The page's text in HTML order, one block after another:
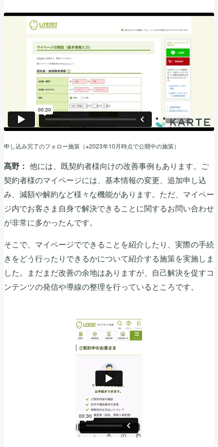
申し込み完了のフォロー施策（※2023年10月時点で公開中の施策）
髙野： 他には、既契約者様向けの改善事例もあります。ご
契約者様のマイページには、基本情報の変更、追加申し込
み、減額や解約など様々な機能があります。ただ、マイペー
ジ内でお客さま自身で解決できることに関するお問い合わせ
が非常に多かったんです。
そこで、マイページでできることを紹介したり、実際の手続
きをどう行ったりできるかについて紹介する施策を実施しま
した。まだまだ改善の余地はありますが、自己解決を促すコ
ンテンツの発信や導線の整理を行っているところです。